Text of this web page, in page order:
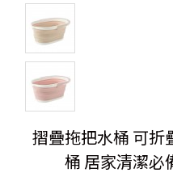
摺疊拖把水桶 可折
桶 居家清潔必